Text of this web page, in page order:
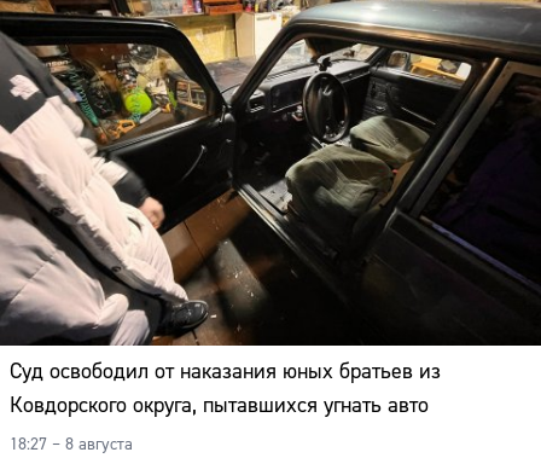
Суд освободил от наказания юных братьев из
Ковдорского округа, пытавшихся угнать авто
18:27 – 8 августа